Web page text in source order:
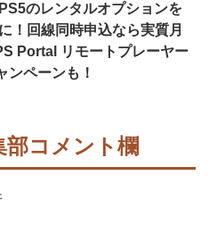
のレンタルオプションを
！回線同時申込なら実質月
Portal リモートプレーヤー
ンペーンも！
部コメント欄